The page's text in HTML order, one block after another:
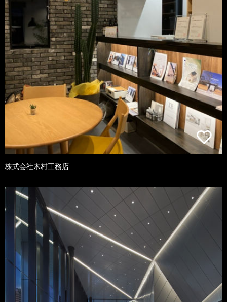
株式会社木村工務店